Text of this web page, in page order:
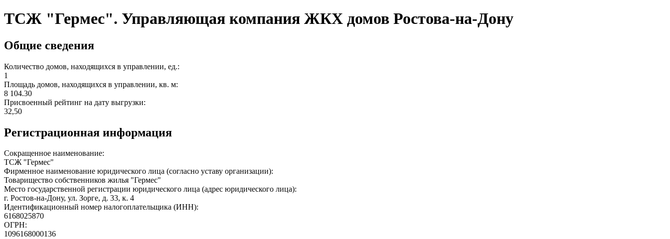
ТСЖ "Гермес". Управляющая компания ЖКХ домов Ростова-на-Дону
Общие сведения
Количество домов, находящихся в управлении, ед.:
1
Площадь домов, находящихся в управлении, кв. м:
8 104.30
Присвоенный рейтинг на дату выгрузки:
32,50
Регистрационная информация
Сокращенное наименование:
ТСЖ "Гермес"
Фирменное наименование юридического лица (согласно уставу организации):
Товарищество собственников жилья "Гермес"
Место государственной регистрации юридического лица (адрес юридического лица):
г. Ростов-на-Дону, ул. Зорге, д. 33, к. 4
Идентификационный номер налогоплательщика (ИНН):
6168025870
ОГРН:
1096168000136